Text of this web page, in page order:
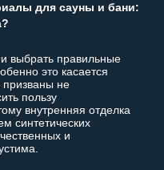
для сауны и бани:
выбрать правильные
это касается
призваны не
пользу
внутренняя отделка
синтетических
и